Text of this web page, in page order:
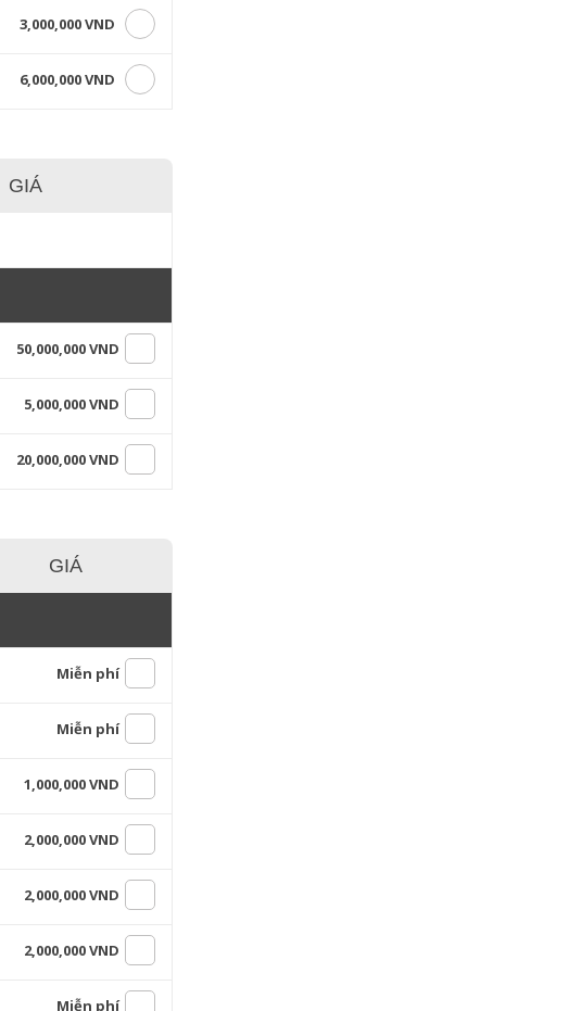
3,000,000 VND
6,000,000 VND
GIÁ
50,000,000 VND
5,000,000 VND
20,000,000 VND
GIÁ
Miễn phí
Miễn phí
1,000,000 VND
2,000,000 VND
2,000,000 VND
2,000,000 VND
Miễn phí